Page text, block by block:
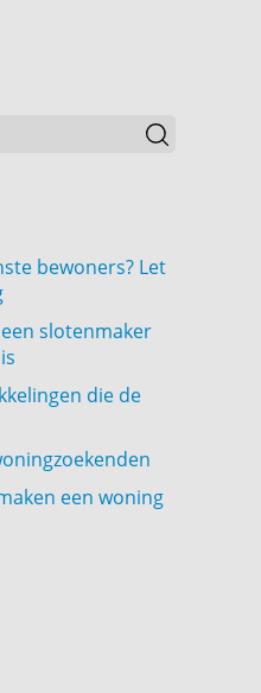
bewoners? Let
slotenmaker
die de
een woning